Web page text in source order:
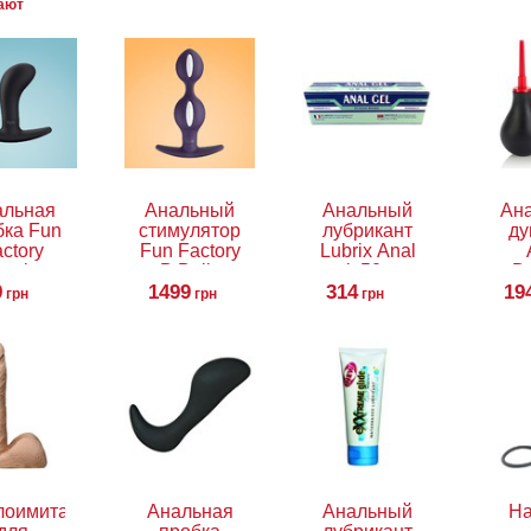
Fun
8 см
грн
Анальный
стимулятор
Fun Factory
B Balls
1499 грн
Анальный
лубрикант
Lubrix Anal
gel, 50 мл
314грн
Анальная
Анальный